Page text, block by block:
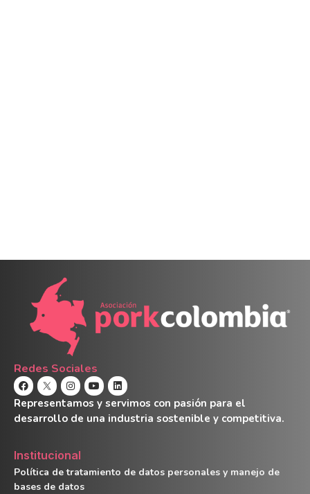
Redes Sociales
Representamos y servimos con pasión para el
desarrollo de una industria sostenible y competitiva.
Institucional
Política de tratamiento de datos personales y manejo de
bases de datos